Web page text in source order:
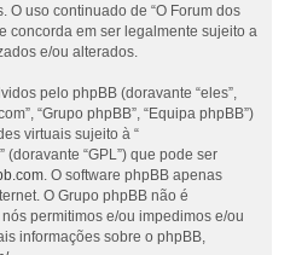
O uso continuado de “O Forum dos
concorda em ser legalmente sujeito a
e/ou alterados.
pelo phpBB (doravante “eles”,
“Grupo phpBB”, “Equipa phpBB”)
virtuais sujeito à “
” (doravante “GPL”) que pode ser
. O software phpBB apenas
O Grupo phpBB não é
permitimos e/ou impedimos e/ou
informações sobre o phpBB,